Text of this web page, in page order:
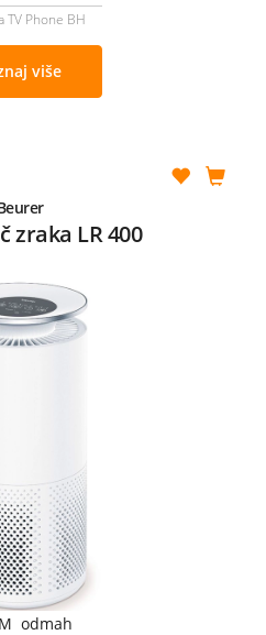
TV Phone BH
više
zraka LR 400
odmah